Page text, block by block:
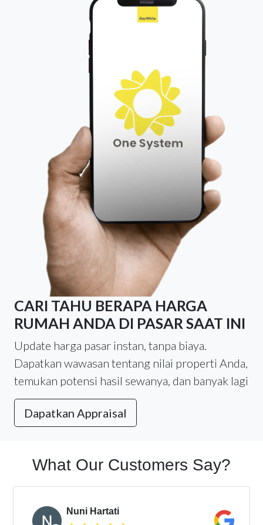
CARI TAHU BERAPA HARGA
RUMAH ANDA DI PASAR SAAT INI
Update harga pasar instan, tanpa biaya.
Dapatkan wawasan tentang nilai properti Anda,
temukan potensi hasil sewanya, dan banyak lagi
Dapatkan Appraisal
What Our Customers Say?
Nuni Hartati